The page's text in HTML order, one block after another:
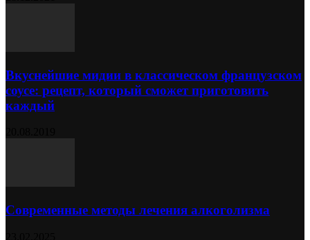
Вкуснейшие мидии в классическом французском
соусе: рецепт, который сможет приготовить
каждый
Современные методы лечения алкоголизма